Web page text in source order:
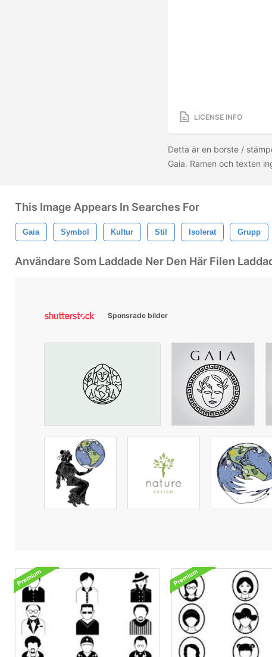
LICENSE INFO
Detta är en borste /
Gaia. Ramen och texten
This Image Appears In Searches For
Gaia Symbol Kultur Stil Isolerat Grupp
Användare Som Laddade Ner Den Här Filen
Sponsrade bilder